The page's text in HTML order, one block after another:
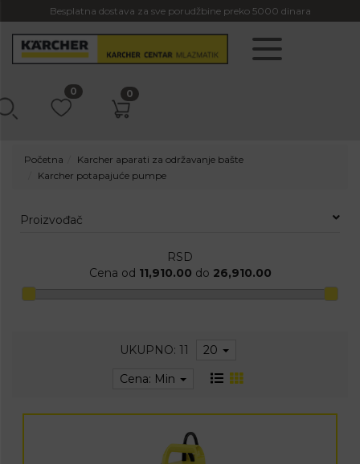
Besplatna dostava za sve porudžbine preko 5000 dinara
0 0
Početna
Karcher aparati za održavanje bašte
Karcher potapajuće pumpe
Proizvođač
RSD
Cena od 11,910.00 do 26,910.00
UKUPNO: 11
20
Cena: Min